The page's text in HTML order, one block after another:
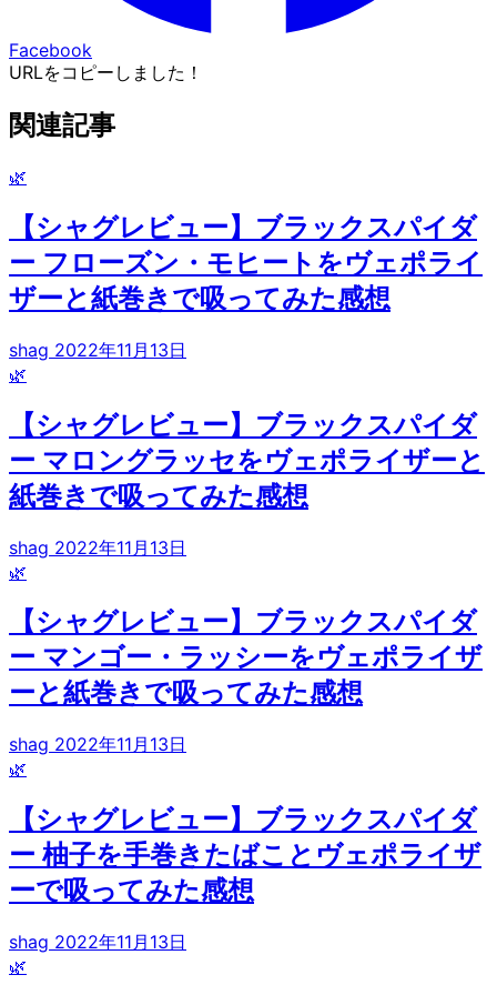
Facebook
URLをコピーしました！
関連記事
🌿
【シャグレビュー】ブラックスパイダ
ー フローズン・モヒートをヴェポライ
ザーと紙巻きで吸ってみた感想
shag 2022年11月13日
🌿
【シャグレビュー】ブラックスパイダ
ー マロングラッセをヴェポライザーと
紙巻きで吸ってみた感想
shag 2022年11月13日
🌿
【シャグレビュー】ブラックスパイダ
ー マンゴー・ラッシーをヴェポライザ
ーと紙巻きで吸ってみた感想
shag 2022年11月13日
🌿
【シャグレビュー】ブラックスパイダ
ー 柚子を手巻きたばことヴェポライザ
ーで吸ってみた感想
shag 2022年11月13日
🌿